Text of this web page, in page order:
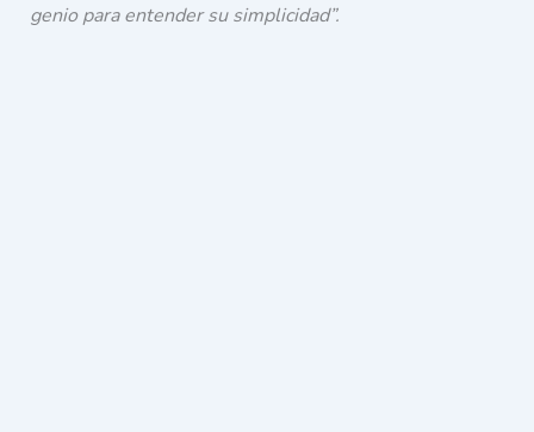
genio para entender su simplicidad”.